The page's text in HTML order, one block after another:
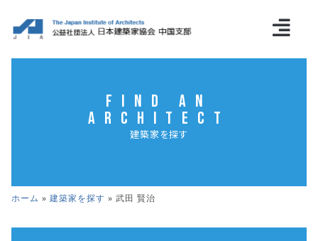
Find an
Architect
建築家を探す
ホーム » 建築家を探す » 武田 賢治